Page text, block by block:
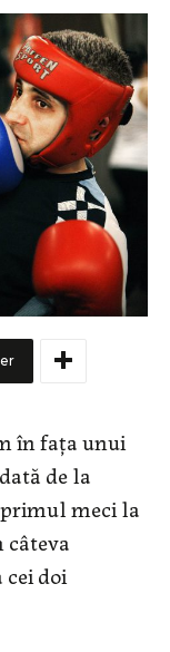
în fața unui
de la
meci la
câteva
doi